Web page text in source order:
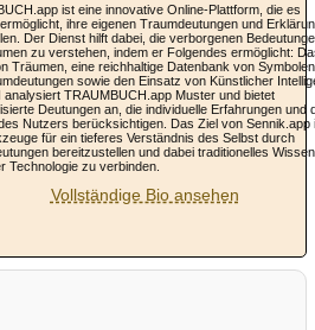
ist eine innovative Online-Plattform, die es
ihre eigenen Traumdeutungen und
Der Dienst hilft dabei, die verborgenen
zu verstehen, indem er Folgendes ermöglicht:
Träumen, eine reichhaltige Datenbank von Symbolen
sowie den Einsatz von Künstlicher
analysiert TRAUMBUCH.app Muster und bietet
Deutungen an, die individuelle Erfahrungen und
Nutzers berücksichtigen. Das Ziel von Sennik.app
für ein tieferes Verständnis des Selbst durch
bereitzustellen und dabei traditionelles
Technologie zu verbinden.
Vollständige Bio ansehen